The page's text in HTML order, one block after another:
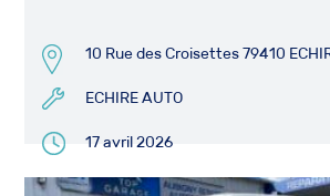
10 Rue des Croisettes 79410
ECHIRE AUTO
17 avril 2026